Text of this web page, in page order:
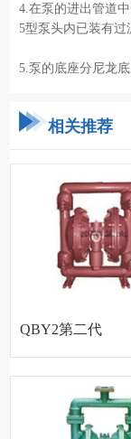
4.在泵的进出管道
5型泵头内已装有过
5.泵的底座分尼龙
相关推荐
QBY2第二代